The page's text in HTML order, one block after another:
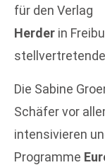
für den Verlag
Herder in
Die Sabine
Schäfer vor
intensivieren
Programme